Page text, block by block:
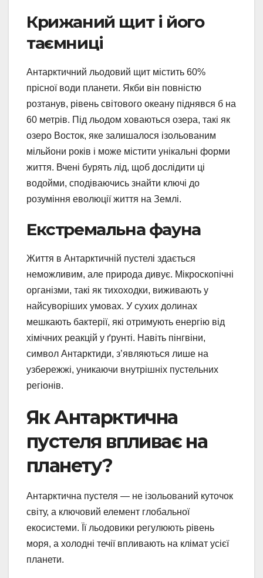
Крижаний щит і його
таємниці
Антарктичний льодовий щит містить 60%
прісної води планети. Якби він повністю
розтанув, рівень світового океану піднявся б на
60 метрів. Під льодом ховаються озера, такі як
озеро Восток, яке залишалося ізольованим
мільйони років і може містити унікальні форми
життя. Вчені бурять лід, щоб дослідити ці
водойми, сподіваючись знайти ключі до
розуміння еволюції життя на Землі.
Екстремальна фауна
Життя в Антарктичній пустелі здається
неможливим, але природа дивує. Мікроскопічні
організми, такі як тихоходки, виживають у
найсуворіших умовах. У сухих долинах
мешкають бактерії, які отримують енергію від
хімічних реакцій у ґрунті. Навіть пінгвіни,
символ Антарктиди, з’являються лише на
узбережжі, уникаючи внутрішніх пустельних
регіонів.
Як Антарктична
пустеля впливає на
планету?
Антарктична пустеля — не ізольований куточок
світу, а ключовий елемент глобальної
екосистеми. Її льодовики регулюють рівень
моря, а холодні течії впливають на клімат усієї
планети.